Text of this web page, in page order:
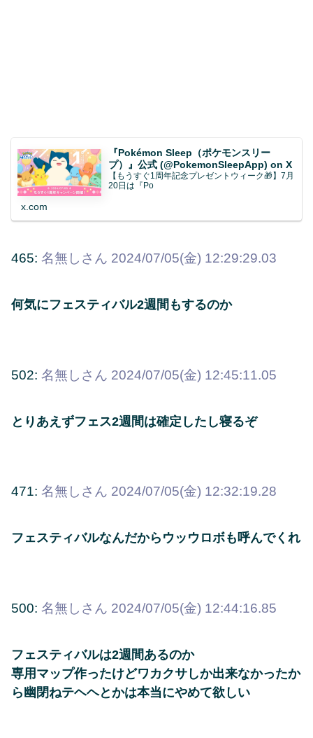
『Pokémon Sleep（ポケモンスリー
プ）』公式 (@PokemonSleepApp) on X
【もうすぐ1周年記念プレゼントウィーク🎁】7月
20日は『Po
x.com
465: 名無しさん 2024/07/05(金) 12:29:29.03
何気にフェスティバル2週間もするのか
502: 名無しさん 2024/07/05(金) 12:45:11.05
とりあえずフェス2週間は確定したし寝るぞ
471: 名無しさん 2024/07/05(金) 12:32:19.28
フェスティバルなんだからウッウロボも呼んでくれ
500: 名無しさん 2024/07/05(金) 12:44:16.85
フェスティバルは2週間あるのか
専用マップ作ったけどワカクサしか出来なかったか
ら幽閉ねテヘヘとかは本当にやめて欲しい